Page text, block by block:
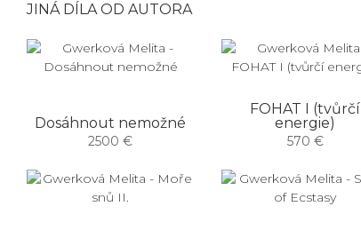
JINÁ DÍLA OD AUTORA
Dosáhnout nemožné
2500 €
FOHAT I (tvůrčí
energie)
570 €